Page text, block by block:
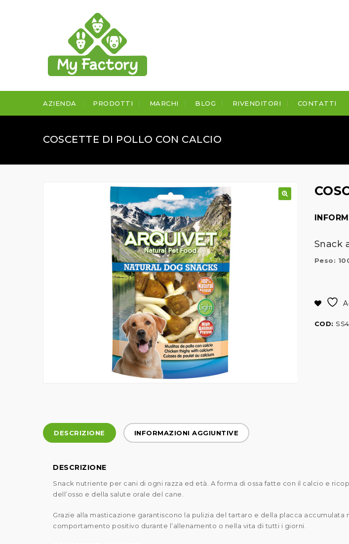
AZIENDA PRODOTTI MARCHI BLOG RIVENDITORI CONTATTI
COSCETTE DI POLLO CON CALCIO
Snack
Peso:
COD:
DESCRIZIONE INFORMAZIONI AGGIUNTIVE
DESCRIZIONE
Snack nutriente per cani di ogni razza ed età. A forma di ossa fatte con il calcio e
dell’osso e della salute orale del cane.
Grazie alla masticazione garantiscono la pulizia del tartaro e della placca
comportamento positivo durante l’allenamento o nella vita di tutti i giorni.